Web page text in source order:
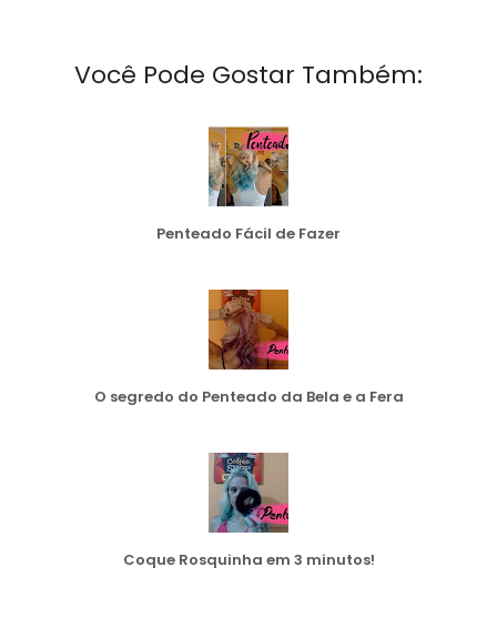
Você Pode Gostar Também:
Penteado Fácil de Fazer
O segredo do Penteado da Bela e a Fera
Coque Rosquinha em 3 minutos!